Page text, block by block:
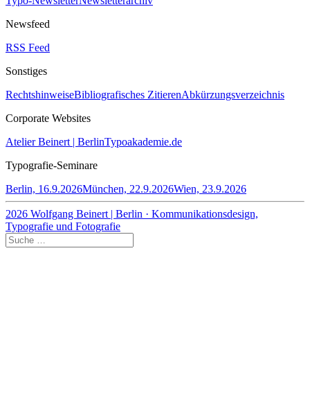
Newsfeed
RSS Feed
Sonstiges
RechtshinweiseBibliografisches ZitierenAbkürzungsverzeichnis
Corporate Websites
Atelier Beinert | BerlinTypoakademie.de
Typografie-Seminare
Berlin, 16.9.2026München, 22.9.2026Wien, 23.9.2026
2026 Wolfgang Beinert | Berlin · Kommunikationsdesign,
Typografie und Fotografie